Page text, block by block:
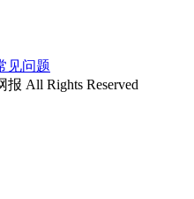
见问题
All Rights Reserved